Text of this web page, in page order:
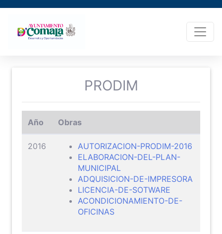
PRODIM
Año Obras
2016
AUTORIZACION-PRODIM-2016
ELABORACION-DEL-PLAN-
MUNICIPAL
ADQUISICION-DE-IMPRESORA
LICENCIA-DE-SOTWARE
ACONDICIONAMIENTO-DE-
OFICINAS